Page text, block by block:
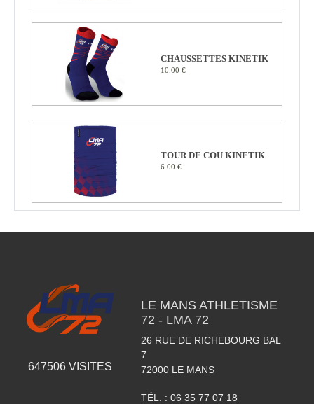
CHAUSSETTES KINETIK
10.00 €
TOUR DE COU KINETIK
6.00 €
647506 VISITES
LE MANS ATHLETISME
72 - LMA 72
26 RUE DE RICHEBOURG BAL
7
72000 LE MANS
TÉL. : 06 35 77 07 18